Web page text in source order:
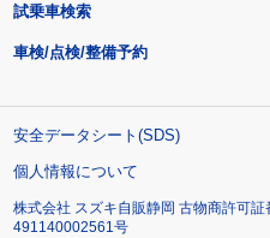
試乗車検索
車検/点検/整備予約
安全データシート(SDS)
個人情報について
株式会社 スズキ自販静岡 古物商許可
491140002561号